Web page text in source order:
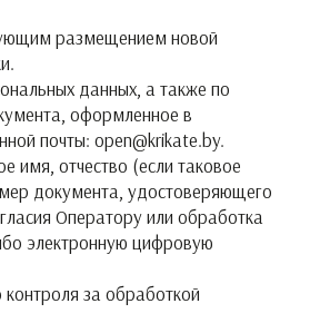
размещением новой
данных, а также по
оформленное в
почты: open@krikate.by.
имя, отчество (если таковое
документа, удостоверяющего
Оператору или обработка
электронную цифровую
контроля за обработкой